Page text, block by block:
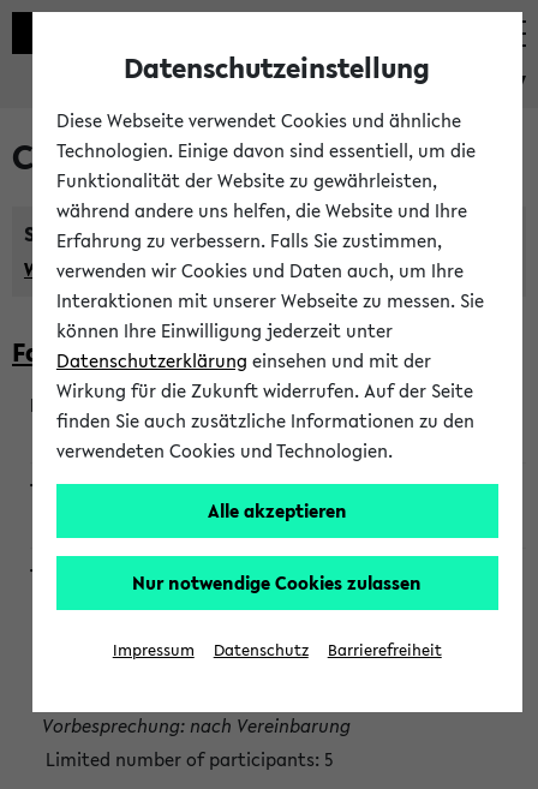
eKVV
Courses taught in English
Semester:
WiSe 2026/2027 SoSe 2026 Previous...
Faculty of Biology
200923
Wendisch, Peters-Wendisch, Stegelmann
Projektmodul "Bakterielle Biotechnologie"
Persönliche Anmeldung beim Veranstalter ist unbedingt
Vorbesprechung: nach Vereinbarung
Limited number of participants: 5
Datenschutzeinstellung
Diese Webseite verwendet Cookies und ähnliche
Technologien. Einige davon sind essentiell, um die
Funktionalität der Website zu gewährleisten,
während andere uns helfen, die Website und Ihre
Erfahrung zu verbessern. Falls Sie zustimmen,
verwenden wir Cookies und Daten auch, um Ihre
Interaktionen mit unserer Webseite zu messen. Sie
können Ihre Einwilligung jederzeit unter
Datenschutzerklärung einsehen und mit der
Wirkung für die Zukunft widerrufen. Auf der Seite
finden Sie auch zusätzliche Informationen zu den
verwendeten Cookies und Technologien.
Alle akzeptieren
Nur notwendige Cookies zulassen
Impressum Datenschutz Barrierefreiheit